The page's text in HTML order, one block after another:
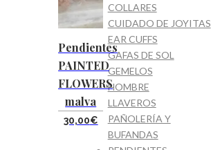
Pendientes
PAINTED
FLOWERS
malva
30,00€
COLLARES
CUIDADO DE JOYITAS
EAR CUFFS
GAFAS DE SOL
GEMELOS
HOMBRE
LLAVEROS
PAÑOLERÍA Y
BUFANDAS